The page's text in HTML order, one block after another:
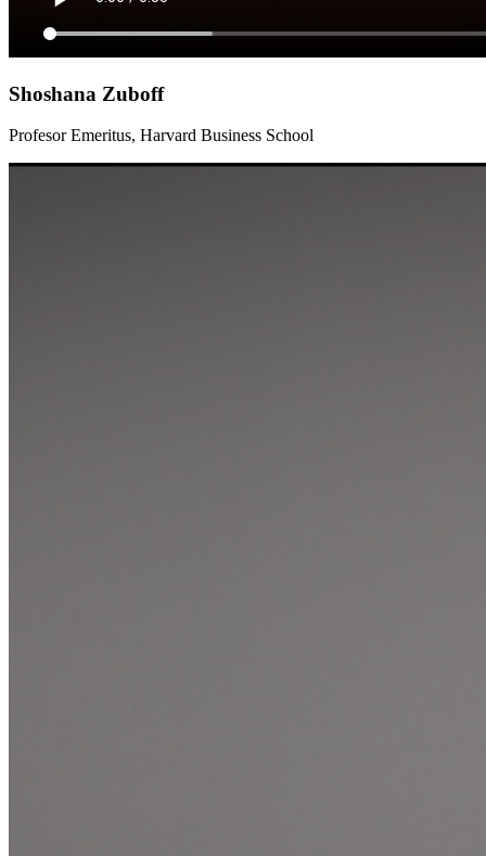
Shoshana Zuboff
Profesor Emeritus, Harvard Business School